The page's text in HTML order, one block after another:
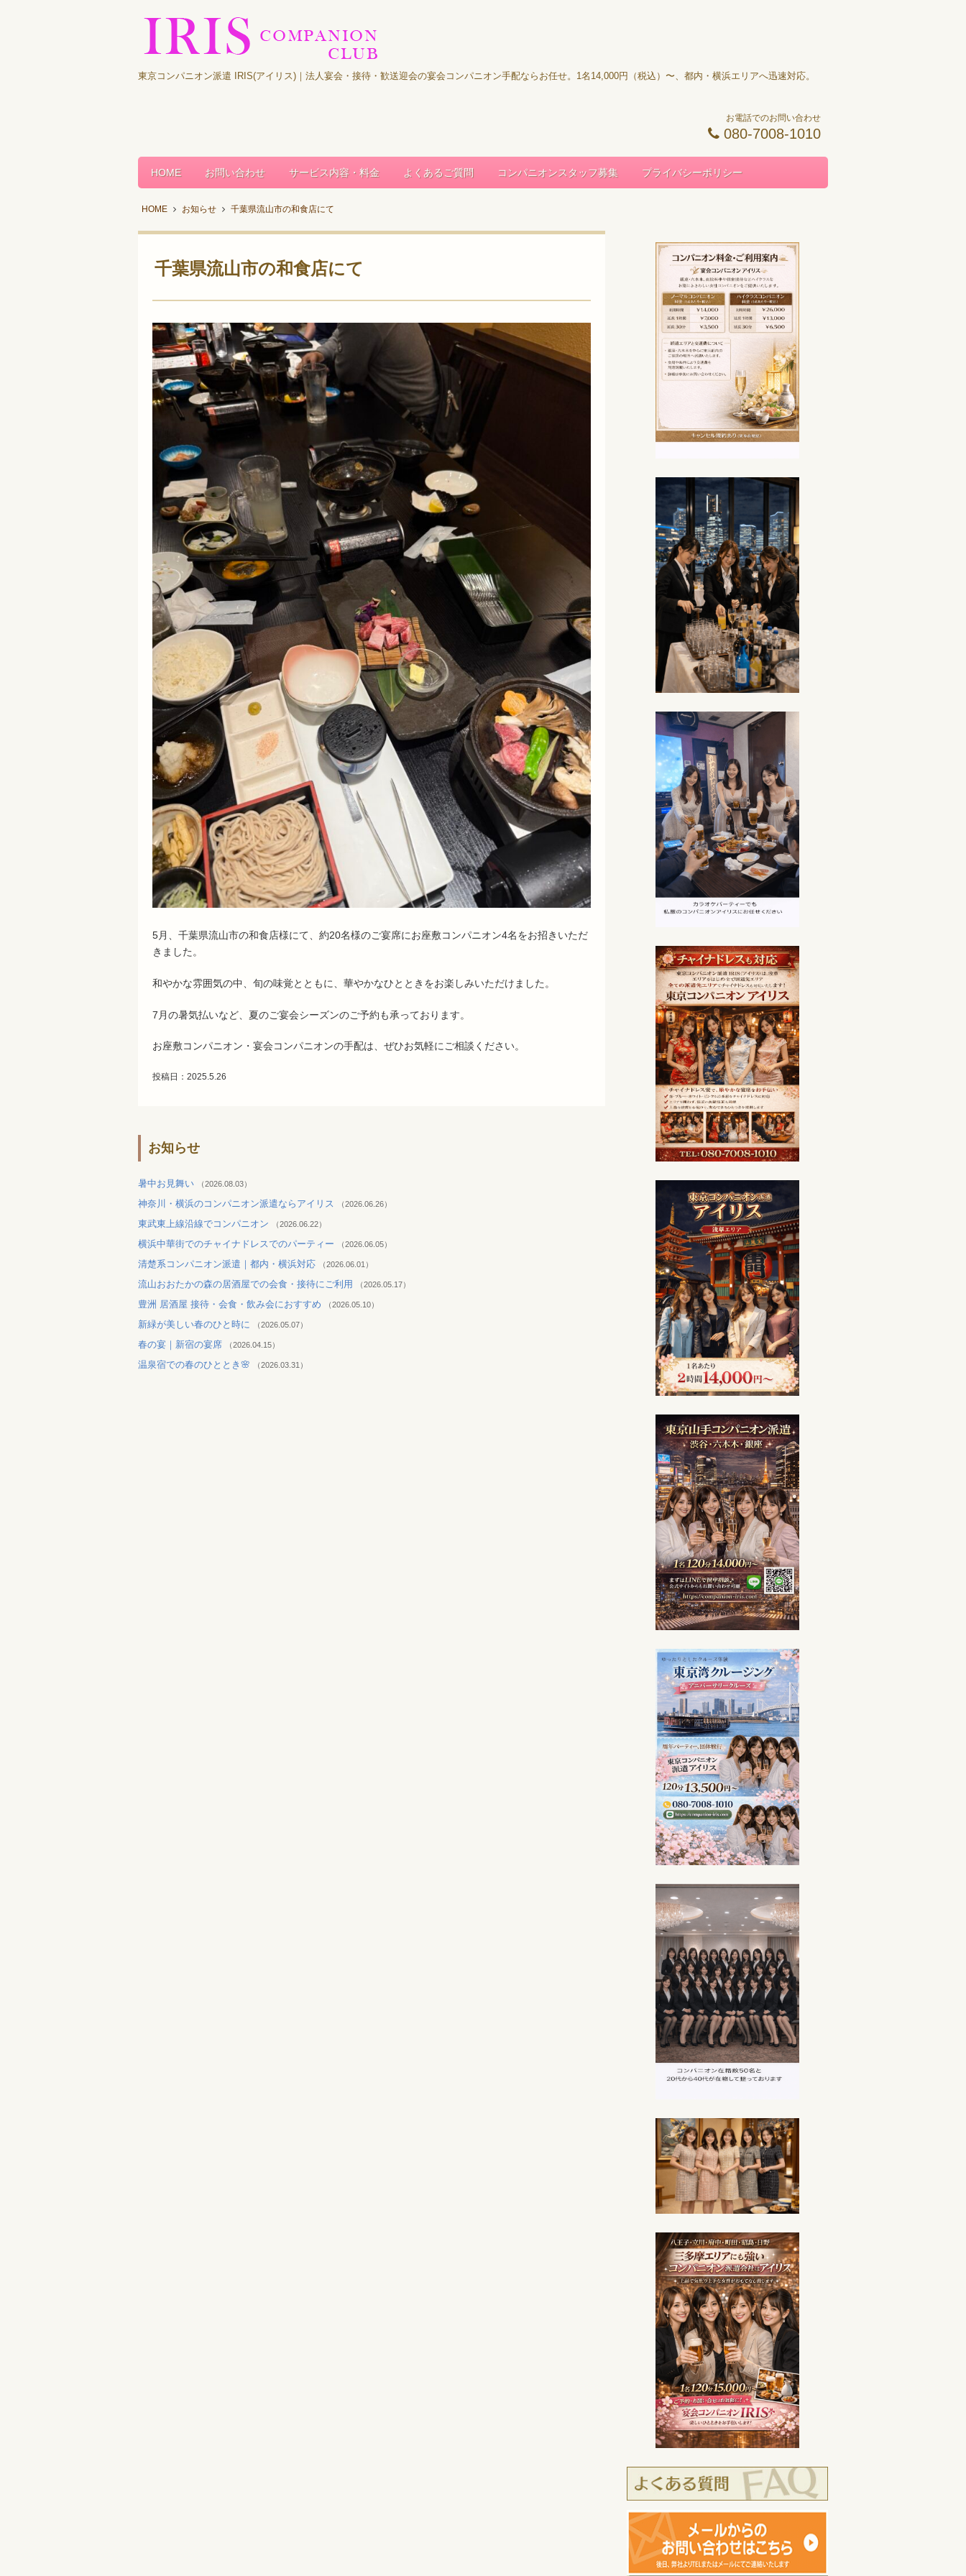
東京コンパニオン派遣 IRIS(アイリス)｜法人宴会・接待・歓送迎会の宴会コンパニオン手配ならお任せ。1名14,000円（税込）〜、都内・横浜エリアへ迅速対応。
お電話でのお問い合わせ
080-7008-1010
HOME お問い合わせ サービス内容・料金 よくあるご質問 コンパニオンスタッフ募集 プライバシーポリシー
HOME お知らせ 千葉県流山市の和食店にて
千葉県流山市の和食店にて
5月、千葉県流山市の和食店様にて、約20名様のご宴席にお座敷コンパニオン4名をお招きいただ
きました。
和やかな雰囲気の中、旬の味覚とともに、華やかなひとときをお楽しみいただけました。
7月の暑気払いなど、夏のご宴会シーズンのご予約も承っております。
お座敷コンパニオン・宴会コンパニオンの手配は、ぜひお気軽にご相談ください。
投稿日：2025.5.26
お知らせ
暑中お見舞い （2026.08.03）
神奈川・横浜のコンパニオン派遣ならアイリス （2026.06.26）
東武東上線沿線でコンパニオン （2026.06.22）
横浜中華街でのチャイナドレスでのパーティー （2026.06.05）
清楚系コンパニオン派遣｜都内・横浜対応 （2026.06.01）
流山おおたかの森の居酒屋での会食・接待にご利用 （2026.05.17）
豊洲 居酒屋 接待・会食・飲み会におすすめ （2026.05.10）
新緑が美しい春のひと時に （2026.05.07）
春の宴｜新宿の宴席 （2026.04.15）
温泉宿での春のひととき🌸 （2026.03.31）